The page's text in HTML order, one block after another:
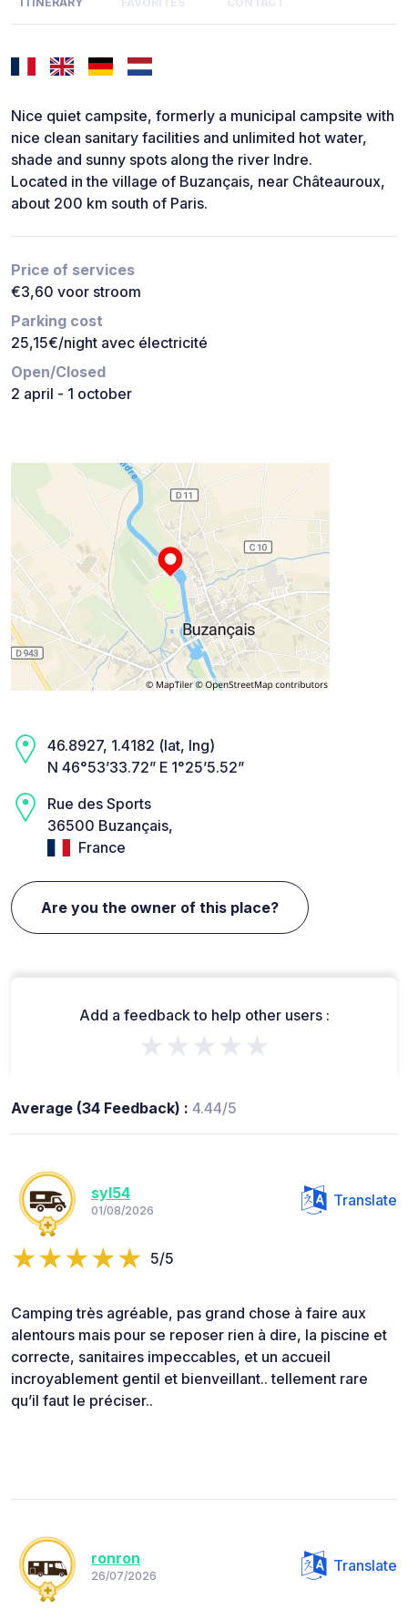
Nice quiet campsite, formerly a municipal campsite with
nice clean sanitary facilities and unlimited hot water,
shade and sunny spots along the river Indre.
Located in the village of Buzançais, near Châteauroux,
about 200 km south of Paris.
Price of services
€3,60 voor stroom
Parking cost
25,15€/night avec électricité
Open/Closed
2 april - 1 october
46.8927, 1.4182 (lat, lng)
N 46°53’33.72” E 1°25’5.52”
Rue des Sports
36500 Buzançais,
France
Are you the owner of this place?
Add a feedback to help other users :
★★★★★
Average (34 Feedback) : 4.44/5
syl54
01/08/2026
Translate
5/5
Camping très agréable, pas grand chose à faire aux
alentours mais pour se reposer rien à dire, la piscine et
correcte, sanitaires impeccables, et un accueil
incroyablement gentil et bienveillant.. tellement rare
qu’il faut le préciser..
ronron
26/07/2026
Translate